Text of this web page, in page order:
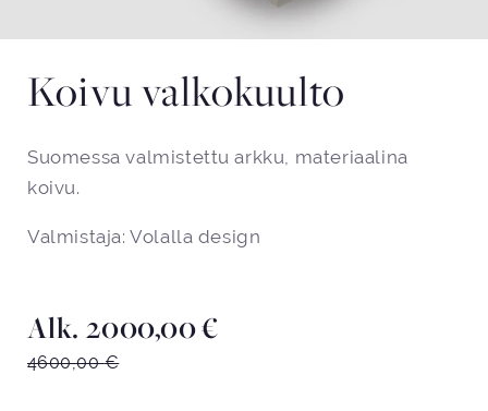
Koivu valkokuulto
Suomessa valmistettu arkku, materiaalina
koivu.
Valmistaja: Volalla design
Alk. 2000,00€
4600,00€